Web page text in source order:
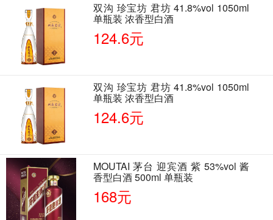
双沟 珍宝坊 君坊 41.8%vol 1050ml
单瓶装 浓香型白酒
124.6元
双沟 珍宝坊 君坊 41.8%vol 1050ml
单瓶装 浓香型白酒
124.6元
MOUTAI 茅台 迎宾酒 紫 53%vol 酱
香型白酒 500ml 单瓶装
168元